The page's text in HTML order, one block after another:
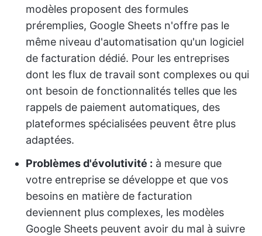
modèles proposent des formules
préremplies, Google Sheets n'offre pas le
même niveau d'automatisation qu'un logiciel
de facturation dédié. Pour les entreprises
dont les flux de travail sont complexes ou qui
ont besoin de fonctionnalités telles que les
rappels de paiement automatiques, des
plateformes spécialisées peuvent être plus
adaptées.
Problèmes d'évolutivité : à mesure que
votre entreprise se développe et que vos
besoins en matière de facturation
deviennent plus complexes, les modèles
Google Sheets peuvent avoir du mal à suivre